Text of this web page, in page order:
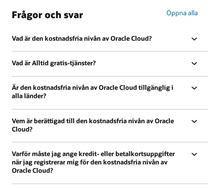
Frågor och svar Öppna alla
Vad är den kostnadsfria nivån av Oracle Cloud?
Vad är Alltid gratis-tjänster?
Är den kostnadsfria nivån av Oracle Cloud tillgänglig i
alla länder?
Vem är berättigad till den kostnadsfria nivån av Oracle
Cloud?
Varför måste jag ange kredit- eller betalkortsuppgifter
när jag registrerar mig för den kostnadsfria nivån av
Oracle Cloud?